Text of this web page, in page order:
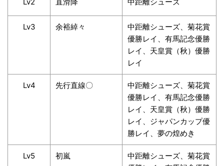
Lv3 余裕綽々
中距離シューズ、菊花賞
優勝レイ、有馬記念優勝
レイ、天皇賞（秋）優勝
レイ
Lv4 先行直線〇
中距離シューズ、菊花賞
優勝レイ、有馬記念優勝
レイ、天皇賞（秋）優勝
レイ、ジャパンカップ優
勝レイ、夢の煌めき
Lv5 初嵐
中距離シューズ、菊花賞